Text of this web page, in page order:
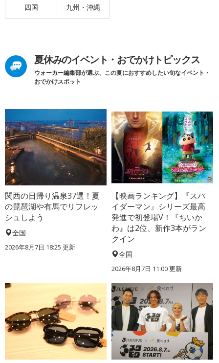
四国 九州・沖縄
夏休みのイベント・おでかけトピックス
ウォーカー編集部が選ぶ、この夏におすすめしたい旬なイベント・
おでかけスポット
関西の日帰り温泉37選！夏
の琵琶湖や有馬でリフレッ
シュしよう
全国
2026年8月7日 18:25 更新
【映画ランキング】『スパ
イダーマン』シリーズ最高
発進で初登場V！『ちいか
わ』は2位、新作3本がラン
クイン
全国
2026年8月7日 11:00更新